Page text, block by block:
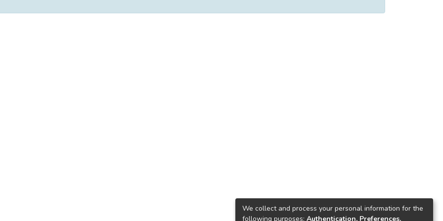
We collect and process your personal information for the
following purposes: Authentication, Preferences,